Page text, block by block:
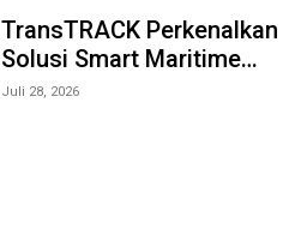
TransTRACK Perkenalkan
Solusi Smart Maritime
Monitoring Berbasis AI dan
Juli 28, 2026